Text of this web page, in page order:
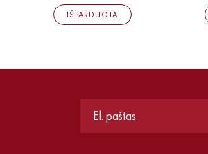
IŠPARDUOTA